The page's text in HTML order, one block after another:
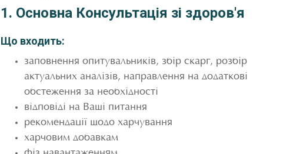
1. Основна Консультація зі здоров'я
Що входить:
заповнення опитувальників, збір скарг, розбір
актуальних аналізів, направлення на додаткові
обстеження за необхідності
відповіді на Ваші питання
рекомендації щодо харчування
харчовим добавкам